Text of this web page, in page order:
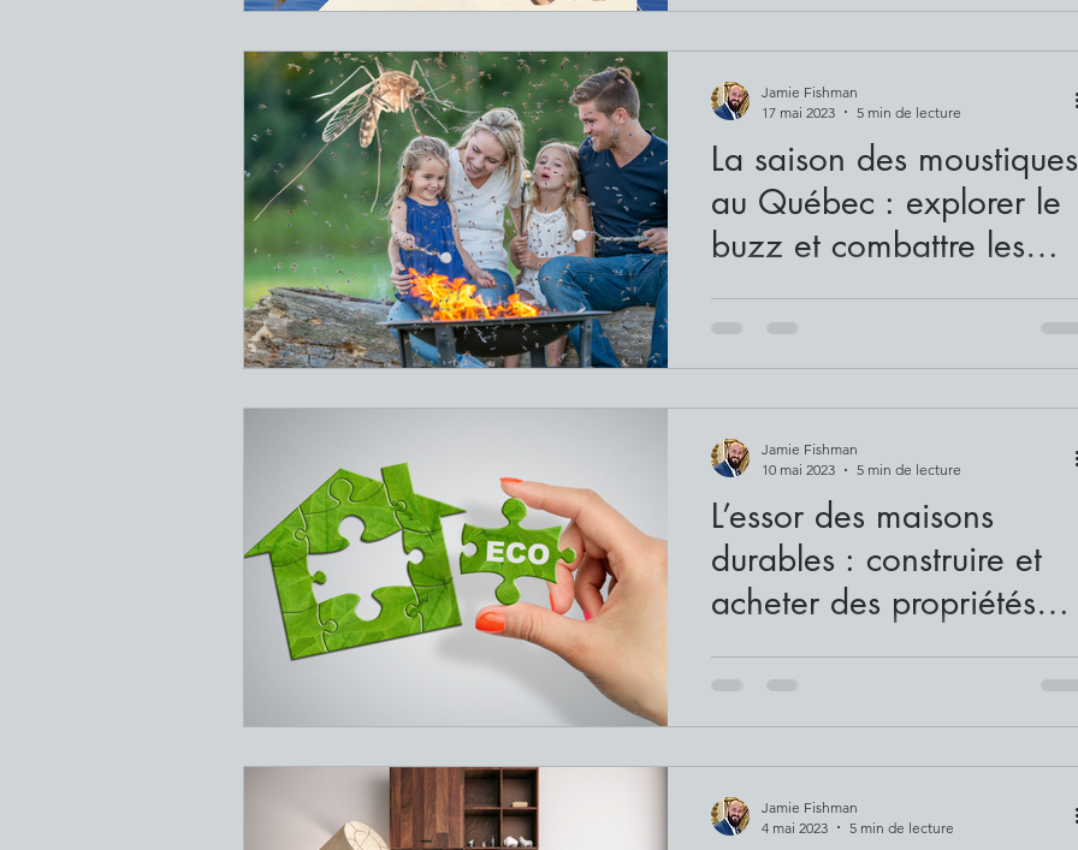
La saison des moustiques
au Québec : explorer le
buzz et combattre les
morsures
À l’approche de l’été, le début de la saison
Jamie Fishman
17 mai 2023
5 min de lecture
L’essor des maisons
durables : construire et
acheter des propriétés
écologiques
Ces dernières années, la popularité des
Jamie Fishman
10 mai 2023
5 min de lecture
Jamie Fishman
4 mai 2023
5 min de lecture